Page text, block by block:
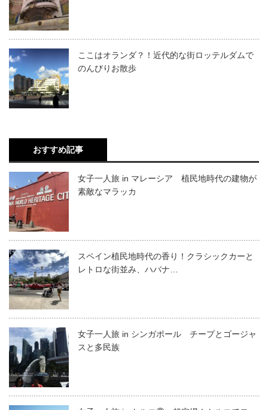
ここはオランダ？！近代的な街ロッテルダムで
のんびりお散歩
おすすめ記事
女子一人旅 in マレーシア 植民地時代の建物が
素敵なマラッカ
スペイン植民地時代の香り！クラシックカーと
レトロな街並み、ハバナ…
女子一人旅 in シンガポール チープとゴージャ
スと多民族